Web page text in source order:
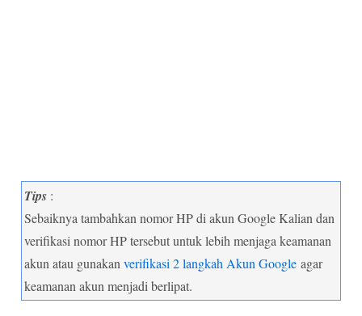
Tips :
Sebaiknya tambahkan nomor HP di akun Google Kalian dan
verifikasi nomor HP tersebut untuk lebih menjaga keamanan
akun atau gunakanverifikasi 2 langkah Akun Google agar
keamanan akun menjadi berlipat.